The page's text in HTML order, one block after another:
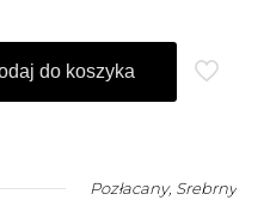
do koszyka
Pozłacany, Srebrny